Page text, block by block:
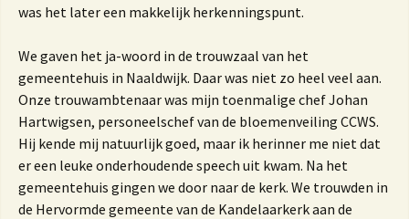
was het later een makkelijk herkenningspunt.
We gaven het ja-woord in de trouwzaal van het
gemeentehuis in Naaldwijk. Daar was niet zo heel veel aan.
Onze trouwambtenaar was mijn toenmalige chef Johan
Hartwigsen, personeelschef van de bloemenveiling CCWS.
Hij kende mij natuurlijk goed, maar ik herinner me niet dat
er een leuke onderhoudende speech uit kwam. Na het
gemeentehuis gingen we door naar de kerk. We trouwden in
de Hervormde gemeente van de Kandelaarkerk aan de